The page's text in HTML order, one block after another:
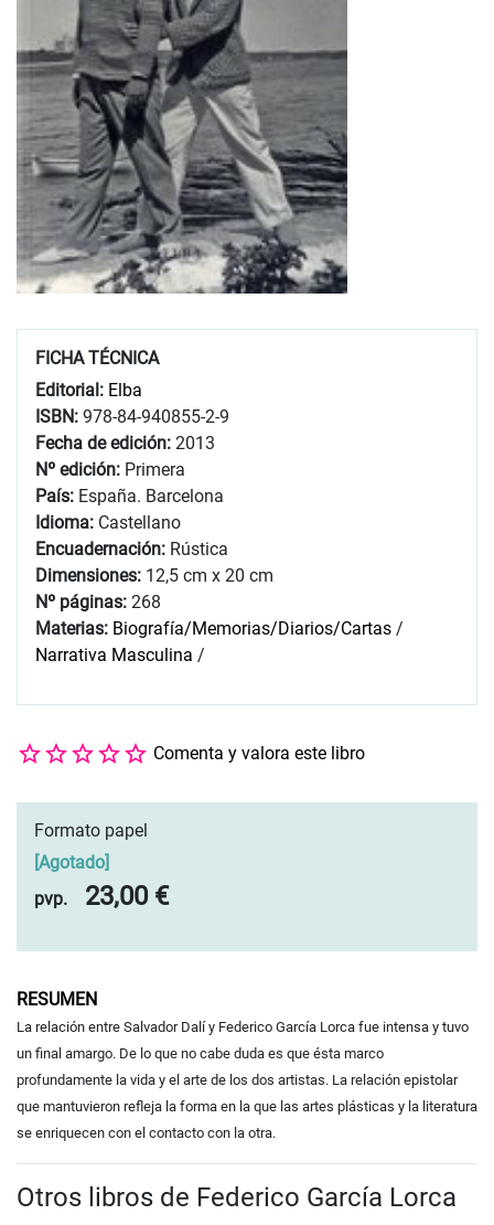
FICHA TÉCNICA
Editorial: Elba
ISBN: 978-84-940855-2-9
Fecha de edición: 2013
Nº edición: Primera
País: España. Barcelona
Idioma: Castellano
Encuadernación: Rústica
Dimensiones: 12,5 cm x 20 cm
Nº páginas: 268
Materias: Biografía/Memorias/Diarios/Cartas /
Narrativa Masculina /
Comenta y valora este libro
Formato papel
Agotado]
pvp.
23,00 €
RESUMEN
La relación entre Salvador Dalí y Federico García Lorca fue intensa y tuvo
un final amargo. De lo que no cabe duda es que ésta marco
profundamente la vida y el arte de los dos artistas. La relación epistolar
que mantuvieron refleja la forma en la que las artes plásticas y la literatura
se enriquecen con el contacto con la otra.
Otros libros de Federico García Lorca